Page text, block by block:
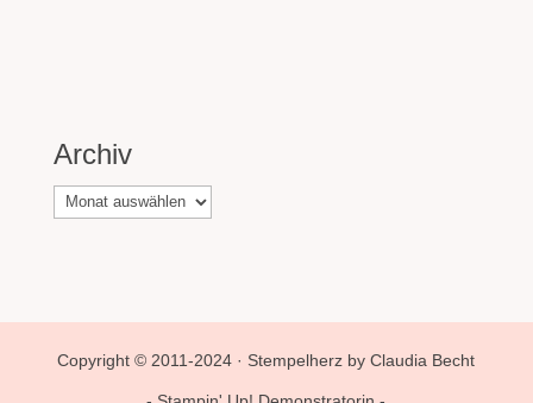
Archiv
Archiv
Copyright © 2011-2024 · Stempelherz by Claudia Becht